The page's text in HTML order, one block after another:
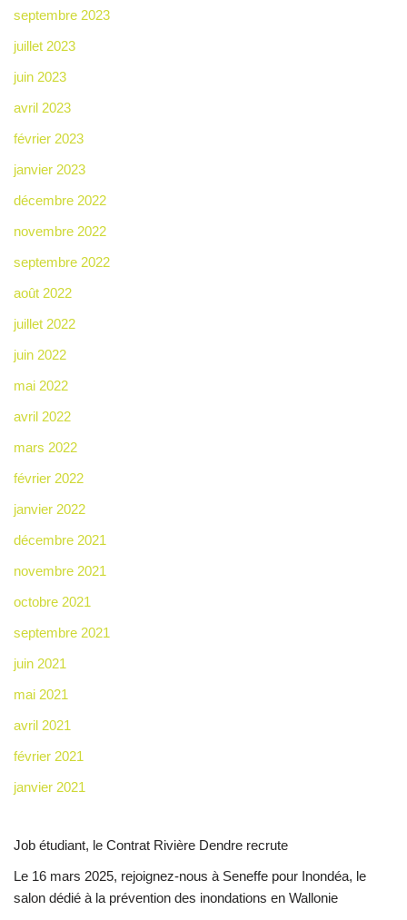
septembre 2023
juillet 2023
juin 2023
avril 2023
février 2023
janvier 2023
décembre 2022
novembre 2022
septembre 2022
août 2022
juillet 2022
juin 2022
mai 2022
avril 2022
mars 2022
février 2022
janvier 2022
décembre 2021
novembre 2021
octobre 2021
septembre 2021
juin 2021
mai 2021
avril 2021
février 2021
janvier 2021
Job étudiant, le Contrat Rivière Dendre recrute
Le 16 mars 2025, rejoignez-nous à Seneffe pour Inondéa, le
salon dédié à la prévention des inondations en Wallonie